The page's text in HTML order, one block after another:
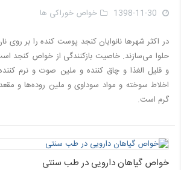
خواص خوراکی ها
در اكثر شهرها نانوایان کنجد پوست کنده را بر روى
حلوا مى‌سازند. خاصیت بازکنندگی از خواص کنجد
و قليل الغذا و چاق کننده و ملين صوت و نرم
اخلاط سوخته و مواد سوداوی و ملين روده‌ها و
گرم است.
خواص گیاهان دارویی در طب سنتی